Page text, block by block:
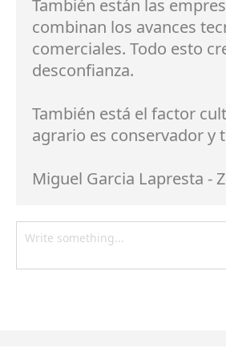
También están las
combinan los avances
comerciales. Todo esto
desconfianza.
También está el factor
agrario es conservador y
Miguel Garcia Lapresta -